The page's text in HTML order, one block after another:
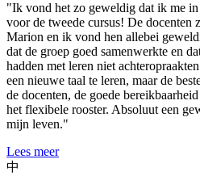
"Ik vond het zo geweldig dat ik me in
voor de tweede cursus! De docenten
Marion en ik vond hen allebei
dat de groep goed samenwerkte en
hadden met leren niet
een nieuwe taal te leren, maar de
de docenten, de goede
het flexibele rooster. Absoluut een
mijn leven."
Lees meer
中